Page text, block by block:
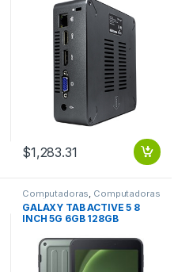
VEL. DE IMPR 110 58 MM
$1,283.31
Computadoras Computadoras
Portátiles
GALAXY TAB ACTIVE 5 8
INCH 5G 6GB 128GB
ACTIVE 5 8 INCH 5G 6GB
128GB ANDROID 13